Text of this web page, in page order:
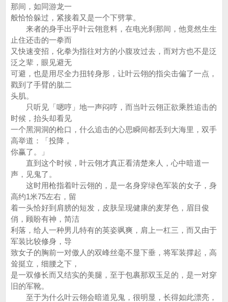
那间，如同游龙一
般恰恰躲过，紧接着又是一个下劈掌。
来者的身手出乎叶云翎意料，在电光刹那间，他竟然生生
止住还击的一拳而
又快速变招，化拳为指往对方的小腹攻过去，而对方也不是泛
泛之辈，眼见避无
可避，也是用尽全力扭转身形，让叶云翎的指尖击偏了一点，
戳到了手臂的肱二
头肌。
只听见「嗯哼」地一声闷哼，而当叶云翎正欲乘胜追击的
时候，抬头却看见
一个黑洞洞的枪口，什么追击的心思瞬间都丢到大海里，双手
高举道：「投降，
你赢了。」
直到这个时候，叶云翎才真正看清楚来人，心中暗道一
声，见鬼了。
这时用枪指着叶云翎的，是一名身穿绿色军装的女子，身
高约1米75左右，留
着一头恰好到肩膀的短发，皮肤呈现健康的麦芽色，眉目俊
俏，顾盼有神，简洁
利落，给人一种男儿特有的英姿飒爽，肩上一杠三，而又由于
军装比较修身，导
致女子的胸前一对傲人的双峰丝毫不显下垂，将军装撑起，高
耸挺立，细腰之下，
是一双修长而又结实的美腿，至于包裹那双玉足的，是一对穿
旧的军靴。
至于为什么叶云翎会暗道见鬼，很明显，长得如此漂亮，